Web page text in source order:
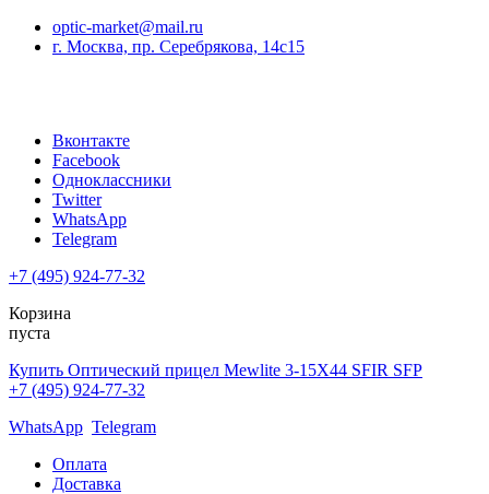
optic-market@mail.ru
г. Москва, пр. Серебрякова, 14с15
Вконтакте
Facebook
Одноклассники
Twitter
WhatsApp
Telegram
+7 (495) 924-77-32
Корзина
пуста
Купить Оптический прицел Mewlite 3-15X44 SFIR SFP
+7 (495) 924-77-32
WhatsApp Telegram
Оплата
Доставка